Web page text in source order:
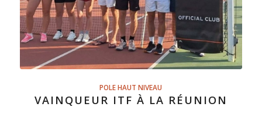
POLE HAUT NIVEAU
VAINQUEUR ITF À LA RÉUNION